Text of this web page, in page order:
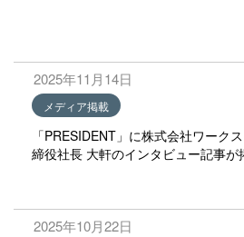
2025年11月14日
メディア掲載
「PRESIDENT」に株式会社ワーク
締役社長 大軒のインタビュー記事が
2025年10月22日